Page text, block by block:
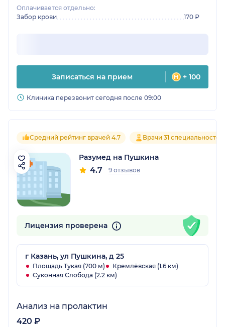
Оплачивается отдельно:
Забор крови
170 ₽
Записаться на прием + 100
Клиника перезвонит сегодня после 09:00
Средний рейтинг врачей 4.7 Врачи 31 специальностей
Разумед на Пушкина
4.7 9 отзывов
Лицензия проверена
г Казань, ул Пушкина, д 25
Площадь Тукая (700 м)
Кремлёвская (1.6 км)
Суконная Слобода (2.2 км)
Анализ на пролактин
420 ₽